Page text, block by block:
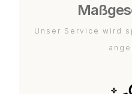
Unser Service wird